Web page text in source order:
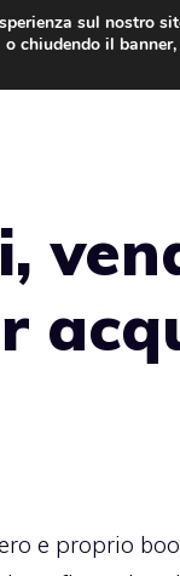
e proprio
sul nostro
chiudendo il